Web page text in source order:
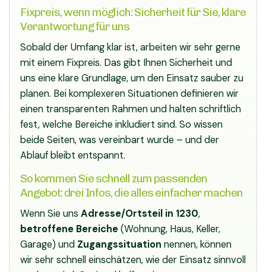
Fixpreis, wenn möglich: Sicherheit für Sie, klare
Verantwortung für uns
Sobald der Umfang klar ist, arbeiten wir sehr gerne
mit einem Fixpreis. Das gibt Ihnen Sicherheit und
uns eine klare Grundlage, um den Einsatz sauber zu
planen. Bei komplexeren Situationen definieren wir
einen transparenten Rahmen und halten schriftlich
fest, welche Bereiche inkludiert sind. So wissen
beide Seiten, was vereinbart wurde – und der
Ablauf bleibt entspannt.
So kommen Sie schnell zum passenden
Angebot: drei Infos, die alles einfacher machen
Wenn Sie uns Adresse/Ortsteil in 1230,
betroffene Bereiche(Wohnung, Haus, Keller,
Garage) und Zugangssituation nennen, können
wir sehr schnell einschätzen, wie der Einsatz sinnvoll